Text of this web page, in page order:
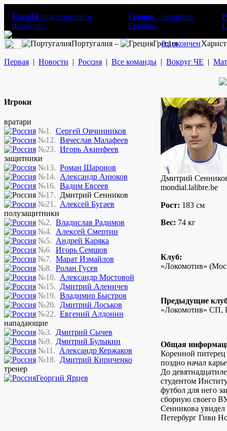
Euro04 подготовили и
провели...
Греция – чемпион
Европы
Португалия – Греция
0:1окончен
Первая | Новости | Россия | Все команды | Вокруг ЧЕ |
Игроки
вратари
№1. Сергей Овчинников
№12. Вячеслав Малафеев
№23. Игорь Акинфеев
защитники
№13. Роман Шаронов
№14. Александр Анюков
№16. Вадим Евсеев
№17. Дмитрий Сенников
№21. Алексей Бугаев
полузащитники
№2. Владислав Радимов
№4. Алексей Смертин
№5. Андрей Каряка
№6. Игорь Семшов
№7. Марат Измайлов
№8. Ролан Гусев
№10. Александр Мостовой
№15. Дмитрий Аленичев
№19. Владимир Быстров
№20. Дмитрий Лоськов
№22. Евгений Алдонин
нападающие
№3. Дмитрий Сычев
№9. Дмитрий Булыкин
№11. Александр Кержаков
№18. Дмитрий Кириченко
тренер
Георгий Ярцев
Дмитрий
mondial.lalibre.be
Рост: 183 см
Вес: 74 кг
Клуб:
«Локомотив»
Предыдущие
«Локомотив»
Общая
Коренной
поздно начал
До
студентом
футбол для него
сборную своего
Сенникова
Петербург Гиви